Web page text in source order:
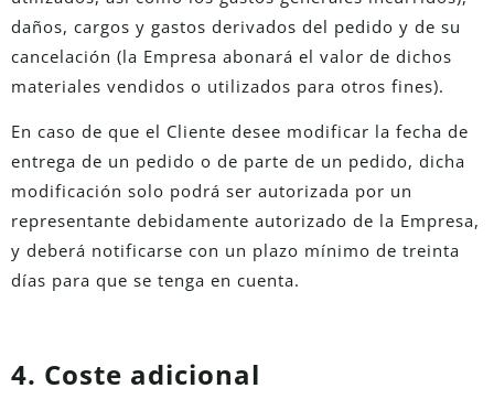
daños, cargos y gastos derivados del pedido y de su
cancelación (la Empresa abonará el valor de dichos
materiales vendidos o utilizados para otros fines).
En caso de que el Cliente desee modificar la fecha de
entrega de un pedido o de parte de un pedido, dicha
modificación solo podrá ser autorizada por un
representante debidamente autorizado de la Empresa,
y deberá notificarse con un plazo mínimo de treinta
días para que se tenga en cuenta.
4. Coste adicional